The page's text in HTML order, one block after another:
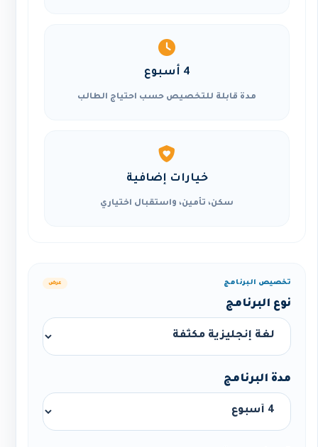
4 أسبوع
مدة قابلة للتخصيص حسب احتياج الطالب
خيارات إضافية
سكن، تأمين، واستقبال اختياري
تخصيص البرنامج عرض
نوع البرنامج
مدة البرنامج